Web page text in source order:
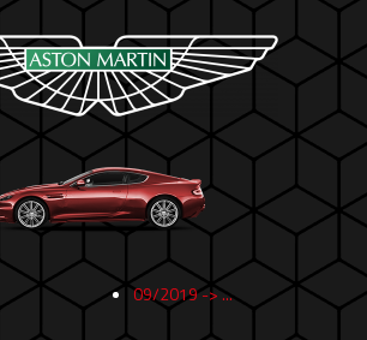
09/2019 -> ...